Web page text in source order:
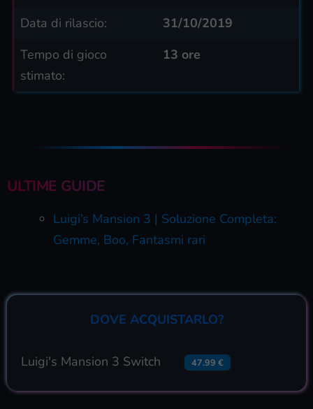
Data di rilascio:
31/10/2019
Tempo di gioco
stimato:
13 ore
ULTIME GUIDE
Luigi’s Mansion 3 | Soluzione Completa:
Gemme, Boo, Fantasmi rari
DOVE ACQUISTARLO?
Luigi's Mansion 3 Switch 47.99 €